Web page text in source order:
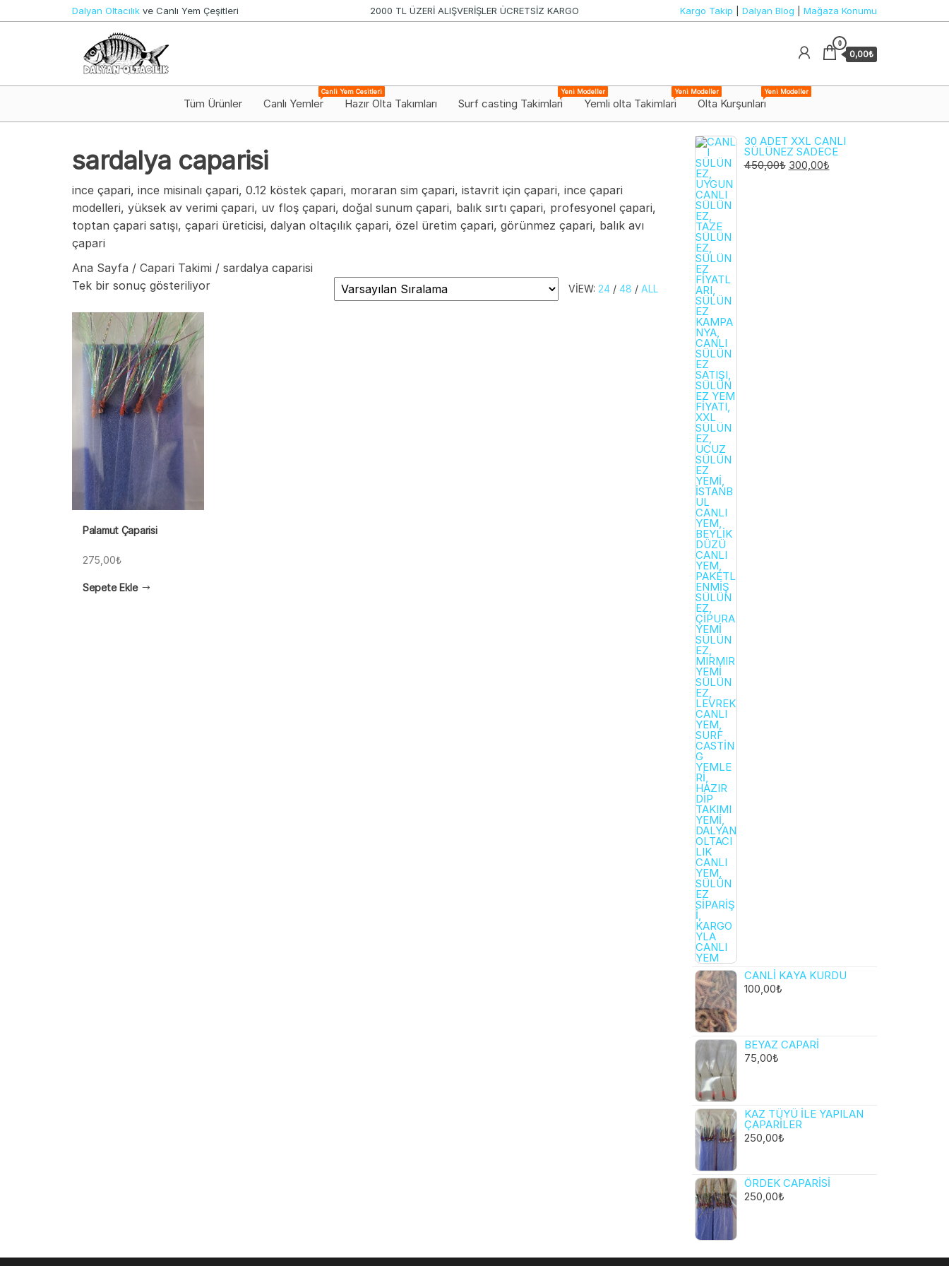
atla
Dalyan Oltacılık ve Canlı Yem Çeşitleri 2000 TL ÜZERİ ALIŞVERİŞLER ÜCRETSİZ KARGO Kargo Takip Dalyan Blog Mağaza Konumu
0
0,00₺
Tüm Ürünler Canlı Yemler
Canli Yem Cesitleri
Hazır Olta Takımları Surf casting Takimlari
Yeni Modeller
Yemli olta Takimlari
Yeni Modeller
Olta Kurşunları
Yeni Modeller
sardalya caparisi
ince çapari, ince misinalı çapari, 0.12 köstek çapari, moraran sim çapari, istavrit için çapari, ince çapari
modelleri, yüksek av verimi çapari, uv floş çapari, doğal sunum çapari, balık sırtı çapari, profesyonel çapari,
toptan çapari satışı, çapari üreticisi, dalyan oltaçılık çapari, özel üretim çapari, görünmez çapari, balık avı
çapari
Ana Sayfa / Capari Takimi / sardalya caparisi
VIEW: 24 / 48 / ALL
Tek bir sonuç gösteriliyor
Palamut Çaparisi
275,00₺
Sepete Ekle
30 ADET XXL CANLI
SÜLÜNEZ SADECE
450,00₺ ORIJINAL
300,00₺ŞU
CANLI KAYA KURDU
100,00₺
BEYAZ CAPARI
75,00₺
KAZ TÜYÜ ILE YAPILAN
ÇAPARILER
250,00₺
ÖRDEK CAPARISI
250,00₺